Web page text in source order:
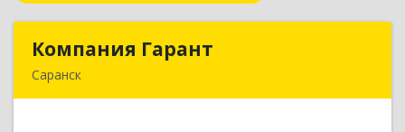
Компания Гарант
Саранск
Компания Гарант